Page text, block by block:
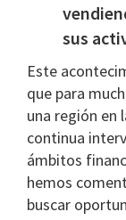
sus
Este
que para
una región en
continua
ámbitos
hemos
buscar